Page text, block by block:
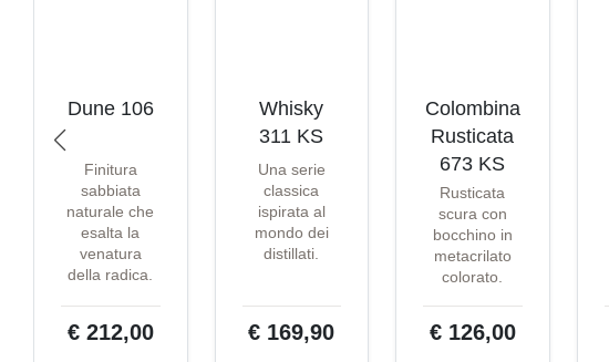
Dune 106
Finitura
sabbiata
naturale che
esalta la
venatura
della radica.
€ 212,00
Whisky
311 KS
Una serie
classica
ispirata al
mondo dei
distillati.
€ 169,90
Colombina
Rusticata
673 KS
Rusticata
scura con
bocchino in
metacrilato
colorato.
€ 126,00